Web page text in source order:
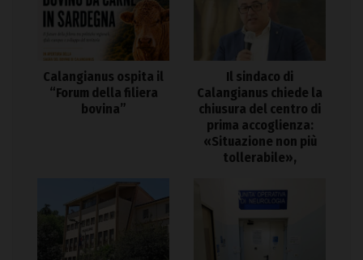
Calangianus ospita il
“Forum della filiera
bovina”
Il sindaco di
Calangianus chiede la
chiusura del centro di
prima accoglienza:
«Situazione non più
tollerabile»,